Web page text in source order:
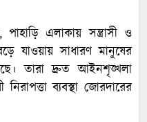
এলাকায় সন্ত্রাসী ও
যাওয়ায় সাধারণ মানুষের
তারা দ্রুত আইনশৃঙ্খলা
ব্যবস্থা জোরদারের